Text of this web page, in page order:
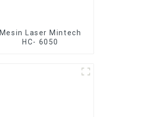
Mesin Laser Mintech
HC- 6050